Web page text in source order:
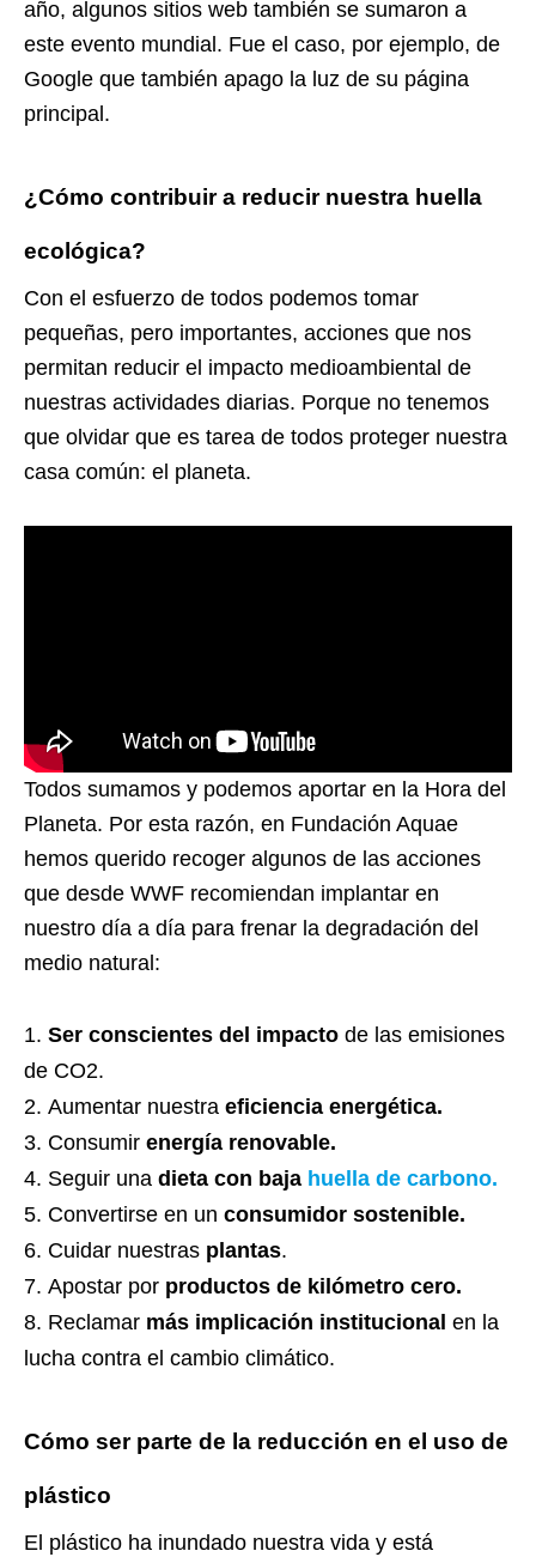
año, a lgunos sitios web también se sumaron a
este evento mundial. Fue el caso, por ejemplo, de
Google que también apago la luz de su página
principal.
¿Cómo contribuir a reducir nuestra huella
ecológica?
Con el esfuerzo de todos podemos tomar
pequeñas, pero importantes, acciones que nos
permitan reducir el impacto medioambiental de
nuestras actividades diarias. Porque no tenemos
que olvidar que es tarea de todos proteger nuestra
casa común: el planeta.
Todos sumamos y podemos aportar en la Hora del
Planeta. Por esta razón, en Fundación Aquae
hemos querido recoger algunos de las acciones
que desde WWF recomiendan implantar en
nuestro día a día para frenar la degradación del
medio natural:
Ser conscientes del impacto de las emisiones
de CO2.
Aumentar nuestra eficiencia energética.
Consumir energía renovable.
Seguir una dieta con baja huella de carbono.
Convertirse en un consumidor sostenible.
Cuidar nuestras plantas.
Apostar por productos de kilómetro cero.
Reclamar más implicación institucional en la
lucha contra el cambio climático.
Cómo ser parte de la reducción en el uso de
plástico
El plástico ha inundado nuestra vida y está